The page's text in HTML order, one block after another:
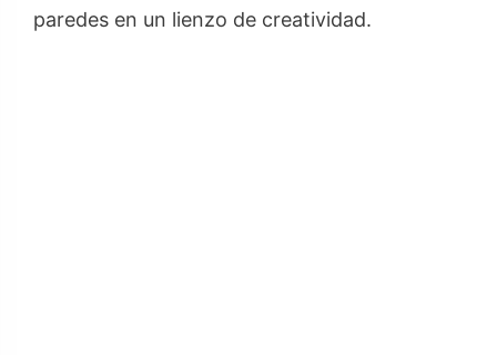
paredes en un lienzo de creatividad.